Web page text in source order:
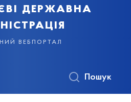
державна
вебпортал
Пошук